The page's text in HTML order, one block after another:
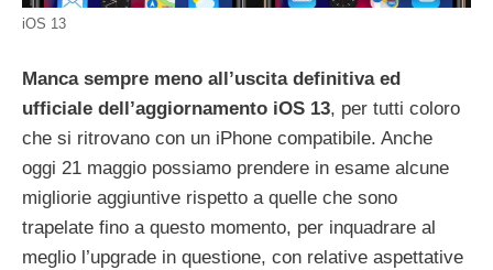
iOS 13
Manca sempre meno all’uscita definitiva ed
ufficiale dell’aggiornamento iOS 13, per tutti coloro
che si ritrovano con un iPhone compatibile. Anche
oggi 21 maggio possiamo prendere in esame alcune
migliorie aggiuntive rispetto a quelle che sono
trapelate fino a questo momento, per inquadrare al
meglio l’upgrade in questione, con relative aspettative